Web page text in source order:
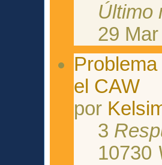
Último
29
el CAW
por
3
10730